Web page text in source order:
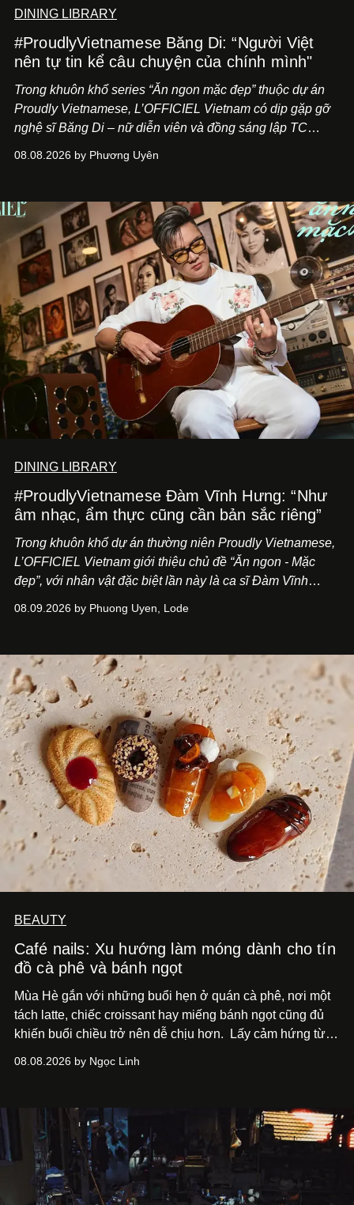
DINING LIBRARY
#ProudlyVietnamese Băng Di: “Người Việt
nên tự tin kể câu chuyện của chính mình"
Trong khuôn khổ series “Ăn ngon mặc đẹp” thuộc dự án
Proudly Vietnamese, L’OFFICIEL Vietnam có dịp gặp gỡ
nghệ sĩ Băng Di – nữ diễn viên và đồng sáng lập TC
Kitchen Bar và SALEM tại TP.HCM.
08.08.2026 by Phương Uyên
DINING LIBRARY
#ProudlyVietnamese Đàm Vĩnh Hưng: “Như
âm nhạc, ẩm thực cũng cần bản sắc riêng”
Trong khuôn khổ dự án thường niên Proudly Vietnamese,
L’OFFICIEL Vietnam giới thiệu chủ đề “Ăn ngon - Mặc
đẹp”, với nhân vật đặc biệt lần này là ca sĩ Đàm Vĩnh
Cà Phê Cà Pháo mang dấu ấn Indochine hoài niệm, thu
08.09.2026 by Phuong Uyen, Lode
BEAUTY
Café nails: Xu hướng làm móng dành cho tín
đồ cà phê và bánh ngọt
Mùa Hè gắn với những buổi hẹn ở quán cà phê, nơi một
tách latte, chiếc croissant hay miếng bánh ngọt cũng đủ
khiến buổi chiều trở nên dễ chịu hơn.
Lấy cảm hứng từ
sử dụng bảng màu nâu sữa, kem, trắng ngà cùng những
quán cà phê. Dưới đây là những mẫu nail được yêu thích
nhất của xu hướng này.
08.08.2026 by Ngọc Linh